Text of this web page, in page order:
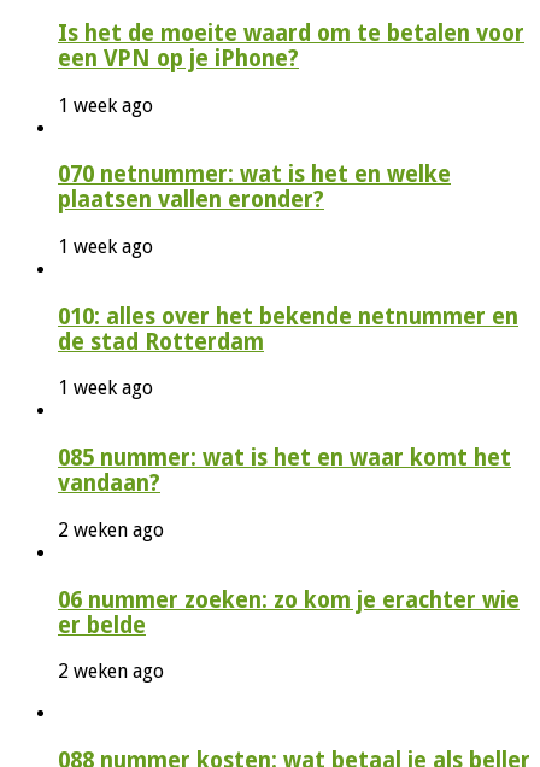
Is het de moeite waard om te betalen voor
een VPN op je iPhone?
1 week ago
070 netnummer: wat is het en welke
plaatsen vallen eronder?
1 week ago
010: alles over het bekende netnummer en
de stad Rotterdam
1 week ago
085 nummer: wat is het en waar komt het
vandaan?
2 weken ago
06 nummer zoeken: zo kom je erachter wie
er belde
2 weken ago
088 nummer kosten: wat betaal je als beller